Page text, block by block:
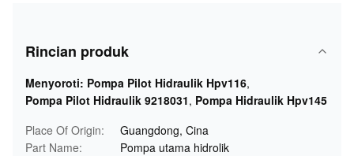
Rincian produk
Menyoroti: Pompa Pilot Hidraulik Hpv116,
Pompa Pilot Hidraulik 9218031, Pompa Hidraulik Hpv145
Place Of Origin:
Guangdong, Cina
Part Name:
Pompa utama hidrolik